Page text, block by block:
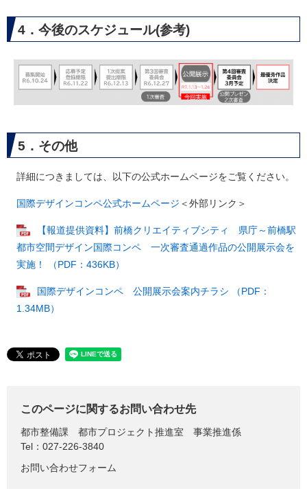
4．今後のスケジュール(参考)
5．その他
詳細につきましては、以下の公式ホームページをご覧ください。
国際デザインコンペ公式ホームページ ＜外部リンク＞
【報道提供資料】前橋クリエイティブシティ 県庁～前橋駅
都市空間デザイン国際コンペ 一次審査通過作品の公開展示会を
実施！ （PDF：436KB）
国際デザインコンペ 公開展示会案内チラシ （PDF：
1.34MB）
このページに関するお問い合わせ先
都市整備課
都市プロジェクト推進室 事業推進係
Tel：027-226-3840
お問い合わせフォーム